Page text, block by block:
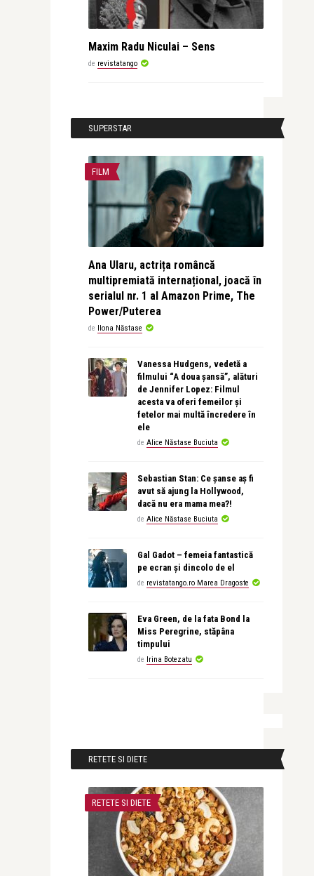
Maxim Radu Niculai – Sens
de revistatango
SUPERSTAR
FILM
Ana Ularu, actrița româncă
multipremiată internațional, joacă în
serialul nr. 1 al Amazon Prime, The
Power/Puterea
de Ilona Năstase
Vanessa Hudgens, vedetă a
filmului “A doua șansă”, alături
de Jennifer Lopez: Filmul
acesta va oferi femeilor și
fetelor mai multă încredere în
ele
de Alice Năstase Buciuta
Sebastian Stan: Ce șanse aș fi
avut să ajung la Hollywood,
dacă nu era mama mea?!
de Alice Năstase Buciuta
Gal Gadot – femeia fantastică
pe ecran și dincolo de el
de revistatango.ro Marea Dragoste
Eva Green, de la fata Bond la
Miss Peregrine, stăpâna
timpului
de Irina Botezatu
RETETE SI DIETE
RETETE SI DIETE